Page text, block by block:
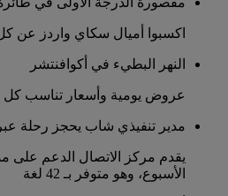
اكسبوا أميال سكاي واردز عن
النهر البطيء في أكوافنتشر
عروض يومية وأسعار تناسب كل
مدير تنفيذي شاب يحجز رحلة عبر
يقدم مركز الاتصال الدعم على
الأسبوع، وهو متوفر بـ 42 لغة